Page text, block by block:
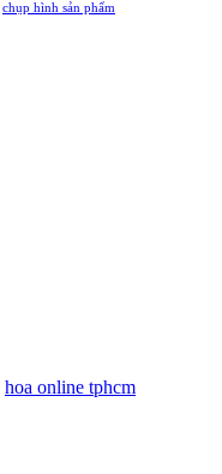
chụp hình sản phẩm
hoa online tphcm